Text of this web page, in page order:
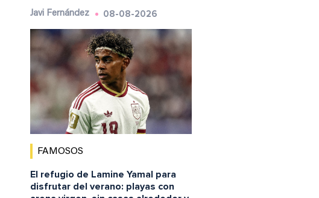
Javi Fernández 08-08-2026
FAMOSOS
El refugio de Lamine Yamal para
disfrutar del verano: playas con